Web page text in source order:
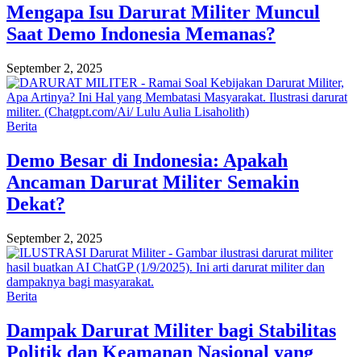
Mengapa Isu Darurat Militer Muncul
Saat Demo Indonesia Memanas?
September 2, 2025
Berita
Demo Besar di Indonesia: Apakah
Ancaman Darurat Militer Semakin
Dekat?
September 2, 2025
Berita
Dampak Darurat Militer bagi Stabilitas
Politik dan Keamanan Nasional yang